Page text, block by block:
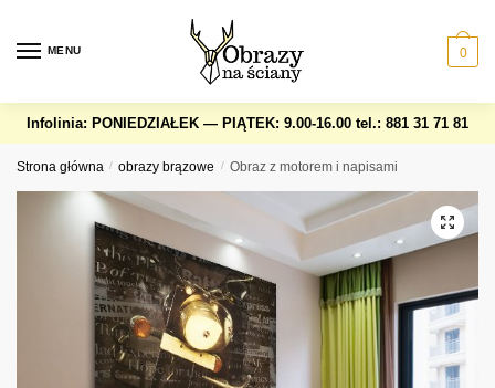
navigation
content
MENU 0
Infolinia: PONIEDZIAŁEK — PIĄTEK: 9.00-16.00 tel.: 881 31 71 81
Strona główna / obrazy brązowe / Obraz z motorem i napisami